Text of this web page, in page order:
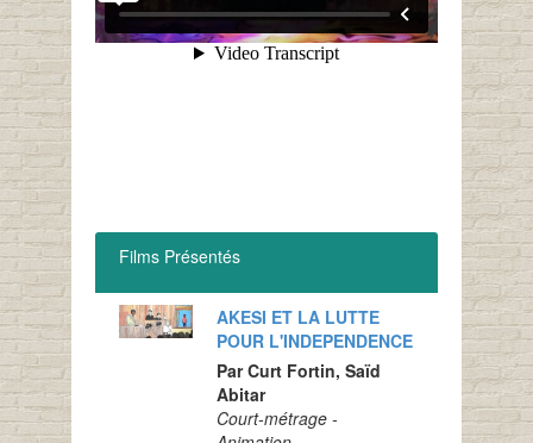
Films Présentés
AKESI ET LA LUTTE
POUR L'INDEPENDENCE
Par Curt Fortin, Saïd
Abitar
Court-métrage -